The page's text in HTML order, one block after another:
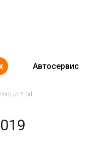
Автосервис
JA 2.0d